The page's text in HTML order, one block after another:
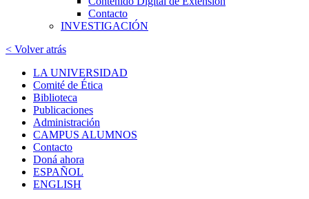
Contacto
INVESTIGACIÓN
< Volver atrás
LA UNIVERSIDAD
Comité de Ética
Biblioteca
Publicaciones
Administración
CAMPUS ALUMNOS
Contacto
Doná ahora
ESPAÑOL
ENGLISH